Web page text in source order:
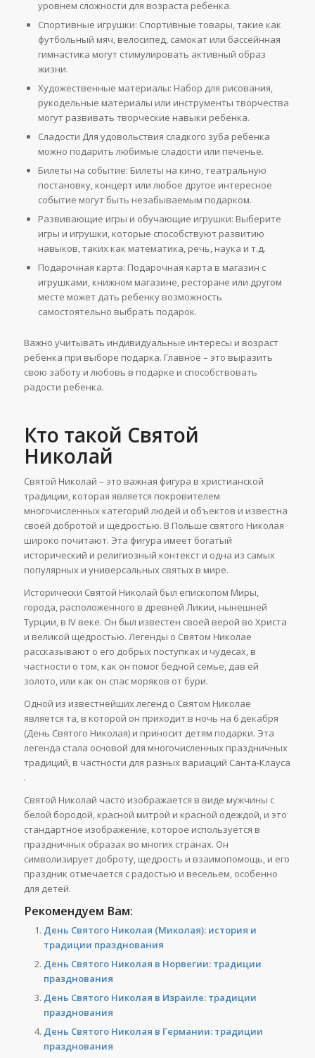
уровнем сложности для возраста ребенка.
Спортивные игрушки: Спортивные товары, такие как
футбольный мяч, велосипед, самокат или бассейнная
гимнастика могут стимулировать активный образ
жизни.
Художественные материалы: Набор для рисования,
рукодельные материалы или инструменты творчества
могут развивать творческие навыки ребенка.
Сладости Для удовольствия сладкого зуба ребенка
можно подарить любимые сладости или печенье.
Билеты на событие: Билеты на кино, театральную
постановку, концерт или любое другое интересное
событие могут быть незабываемым подарком.
Развивающие игры и обучающие игрушки: Выберите
игры и игрушки, которые способствуют развитию
навыков, таких как математика, речь, наука и т.д.
Подарочная карта: Подарочная карта в магазин с
игрушками, книжном магазине, ресторане или другом
месте может дать ребенку возможность
самостоятельно выбрать подарок.
Важно учитывать индивидуальные интересы и возраст
ребенка при выборе подарка. Главное – это выразить
свою заботу и любовь в подарке и способствовать
радости ребенка.
Кто такой Святой
Николай
Святой Николай – это важная фигура в христианской
традиции, которая является покровителем
многочисленных категорий людей и объектов и известна
своей добротой и щедростью. В Польше святого Николая
широко почитают. Эта фигура имеет богатый
исторический и религиозный контекст и одна из самых
популярных и универсальных святых в мире.
Исторически Святой Николай был епископом Миры,
города, расположенного в древней Ликии, нынешней
Турции, в IV веке. Он был известен своей верой во Христа
и великой щедростью. Легенды о Святом Николае
рассказывают о его добрых поступках и чудесах, в
частности о том, как он помог бедной семье, дав ей
золото, или как он спас моряков от бури.
Одной из известнейших легенд о Святом Николае
является та, в которой он приходит в ночь на 6 декабря
(День Святого Николая) и приносит детям подарки. Эта
легенда стала основой для многочисленных праздничных
традиций, в частности для разных вариаций Санта-Клауса
.
Святой Николай часто изображается в виде мужчины с
белой бородой, красной митрой и красной одеждой, и это
стандартное изображение, которое используется в
праздничных образах во многих странах. Он
символизирует доброту, щедрость и взаимопомощь, и его
праздник отмечается с радостью и весельем, особенно
для детей.
Рекомендуем Вам:
День Святого Николая (Миколая): история и
традиции празднования
День Святого Николая в Норвегии: традиции
празднования
День Святого Николая в Израиле: традиции
празднования
День Святого Николая в Германии: традиции
празднования